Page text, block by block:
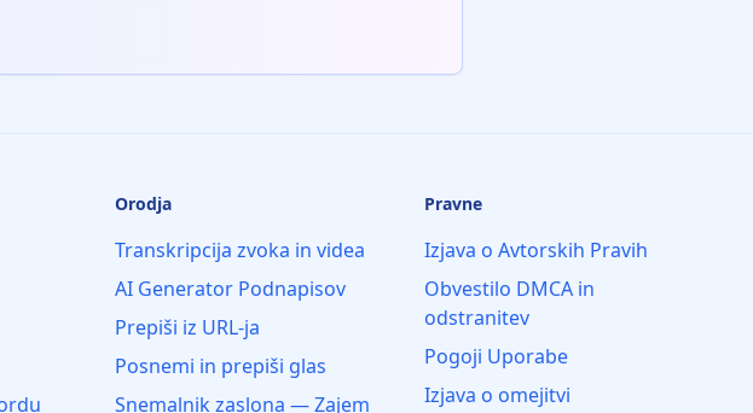
Orodja
Transkripcija zvoka in videa
AI Generator Podnapisov
Prepiši iz URL-ja
Posnemi in prepiši glas
Snemalnik zaslona — Zajem
Pravne
Izjava o Avtorskih Pravih
Obvestilo DMCA in
odstranitev
Pogoji Uporabe
Izjava o omejitvi